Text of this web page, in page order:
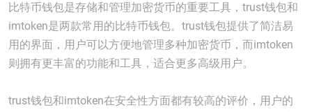
比特币钱包是存储和管理加密货币的重要工具，trust钱包和
imtoken是两款常用的比特币钱包。trust钱包提供了简洁易
用的界面，用户可以方便地管理多种加密货币，而imtoken
则拥有更丰富的功能和工具，适合更多高级用户。
trust钱包和imtoken在安全性方面都有较高的评价，用户的